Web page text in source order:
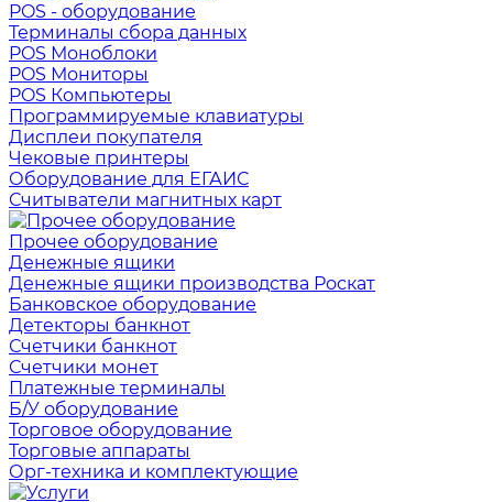
POS - оборудование
Терминалы сбора данных
POS Моноблоки
POS Мониторы
POS Компьютеры
Программируемые клавиатуры
Дисплеи покупателя
Чековые принтеры
Оборудование для ЕГАИС
Считыватели магнитных карт
Прочее оборудование
Денежные ящики
Денежные ящики производства Роскат
Банковское оборудование
Детекторы банкнот
Счетчики банкнот
Счетчики монет
Платежные терминалы
Б/У оборудование
Торговое оборудование
Торговые аппараты
Орг-техника и комплектующие